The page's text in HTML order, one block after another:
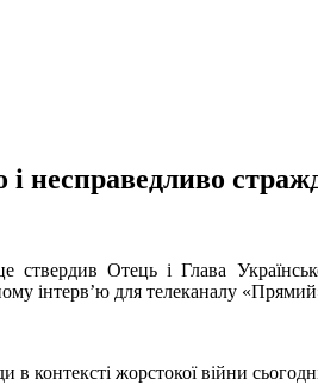
і несправедливо
Отець і Глава
інтерв’ю для телеканалу
жорстокої війни